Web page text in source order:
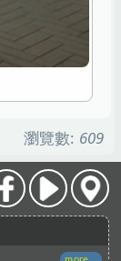
瀏覽數: 609